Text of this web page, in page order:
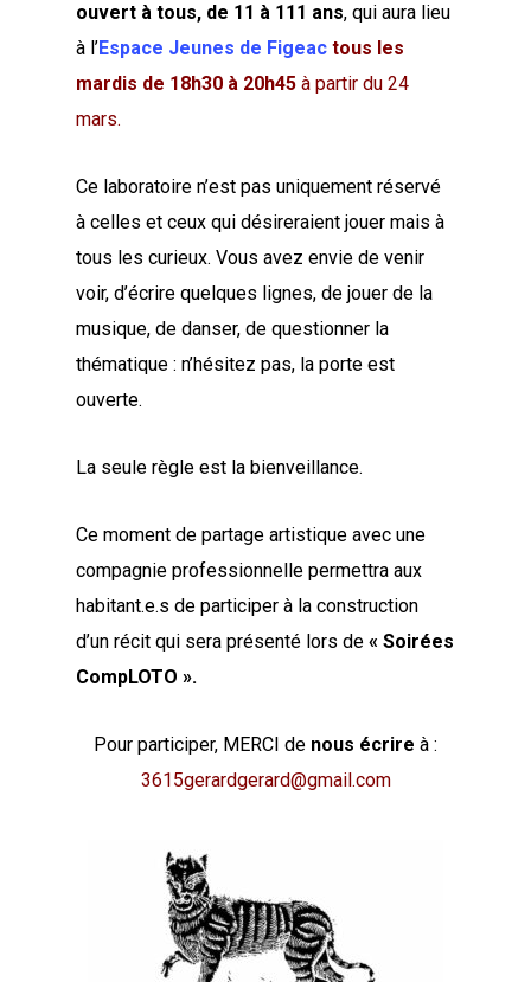
ouvert à tous, de 11 à 111 ans, qui aura lieu
à l’Espace Jeunes de Figeac tous les
mardis de 18h30 à 20h45 à partir du 24
mars.
Ce laboratoire n’est pas uniquement réservé
à celles et ceux qui désireraient jouer mais à
tous les curieux. Vous avez envie de venir
voir, d’écrire quelques lignes, de jouer de la
musique, de danser, de questionner la
thématique : n’hésitez pas, la porte est
ouverte.
La seule règle est la bienveillance.
Ce moment de partage artistique avec une
compagnie professionnelle permettra aux
habitant.e.s de participer à la construction
d’un récit qui sera présenté lors de« Soirées
CompLOTO ».
Pour participer, MERCI de nous écrire à :
3615gerardgerard@gmail.com